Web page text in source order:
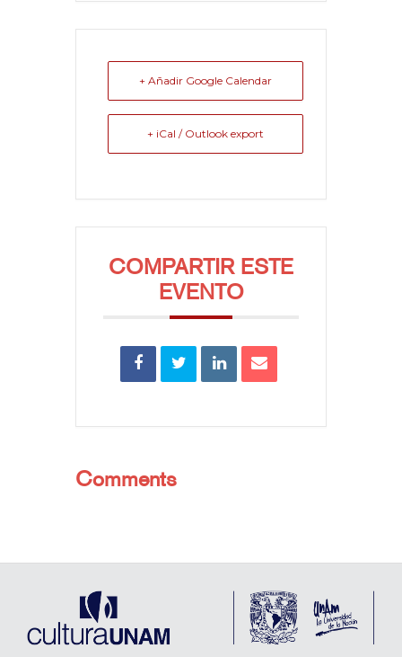
+ Añadir Google Calendar
+ iCal / Outlook export
COMPARTIR ESTE
EVENTO
Comments